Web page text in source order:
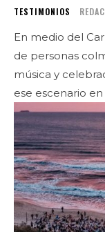
TESTIMONIOS
En medio del
de personas
música y
ese escenario